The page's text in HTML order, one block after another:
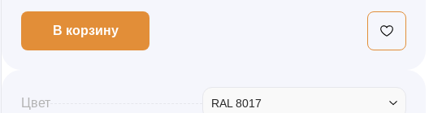
В корзину
Цвет RAL 8017